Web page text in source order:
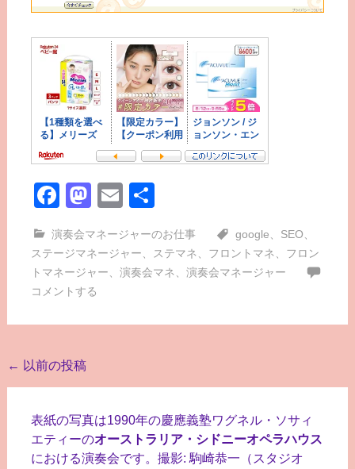
Facebook
Mastodon
Email
共
演奏会マネージャーのお仕事 google SEO
ステージマネージャー
ステマネ フロントマネ
フロン
トマネージャー
演奏会マネ
演奏会マネージャー
コメントする
投
稿
← 以前の投稿
表紙の写真は1990年の慶應義塾ワグネル・ソサィ
エティーのオーストラリア・シドニーオペラハウス
における演奏会です。撮影: 駒崎恭一（スタジオ